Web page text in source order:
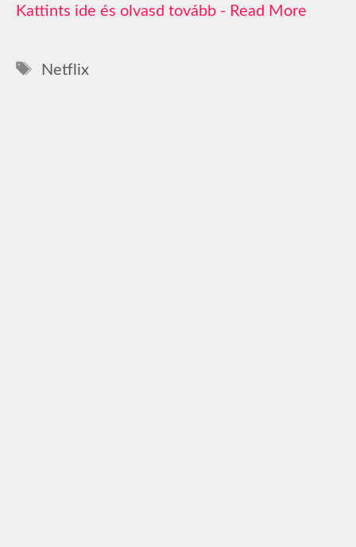
Read More
Címkék
Netflix